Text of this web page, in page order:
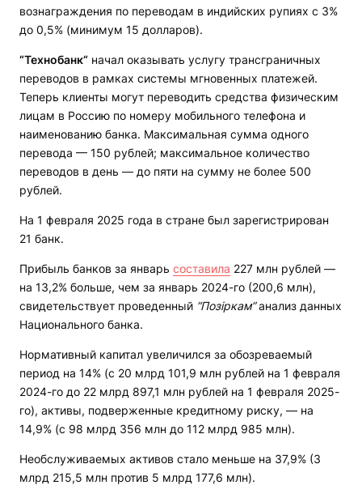
вознаграждения по переводам в индийских рупиях с 3%
до 0,5% (минимум 15 долларов).
“Технобанк“ начал оказывать услугу трансграничных
переводов в рамках системы мгновенных платежей.
Теперь клиенты могут переводить средства физическим
лицам в Россию по номеру мобильного телефона и
наименованию банка. Максимальная сумма одного
перевода — 150 рублей; максимальное количество
переводов в день — до пяти на сумму не более 500
рублей.
На 1 февраля 2025 года в стране был зарегистрирован
21 банк.
Прибыль банков за январь составила 227 млн рублей —
на 13,2% больше, чем за январь 2024-го (200,6 млн),
свидетельствует проведенный “Позіркам”анализ данных
Национального банка.
Нормативный капитал увеличился за обозреваемый
период на 14% (с 20 млрд 101,9 млн рублей на 1 февраля
2024-го до 22 млрд 897,1 млн рублей на 1 февраля 2025-
го), активы, подверженные кредитному риску, — на
14,9% (с 98 млрд 356 млн до 112 млрд 985 млн).
Необслуживаемых активов стало меньше на 37,9% (3
млрд 215,5 млн против 5 млрд 177,6 млн).